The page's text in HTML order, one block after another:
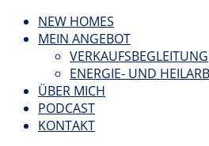
NEW HOMES
MEIN ANGEBOT
VERKAUFSBEGLEITUNG
ENERGIE- UND
ÜBER MICH
PODCAST
KONTAKT